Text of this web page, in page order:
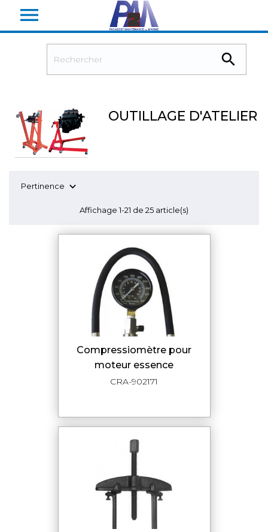


OUTILLAGE D'ATELIER
Pertinence 
Affichage 1-21 de 25 article(s)
compressiomètre pour
moteur essence
CRA-902171